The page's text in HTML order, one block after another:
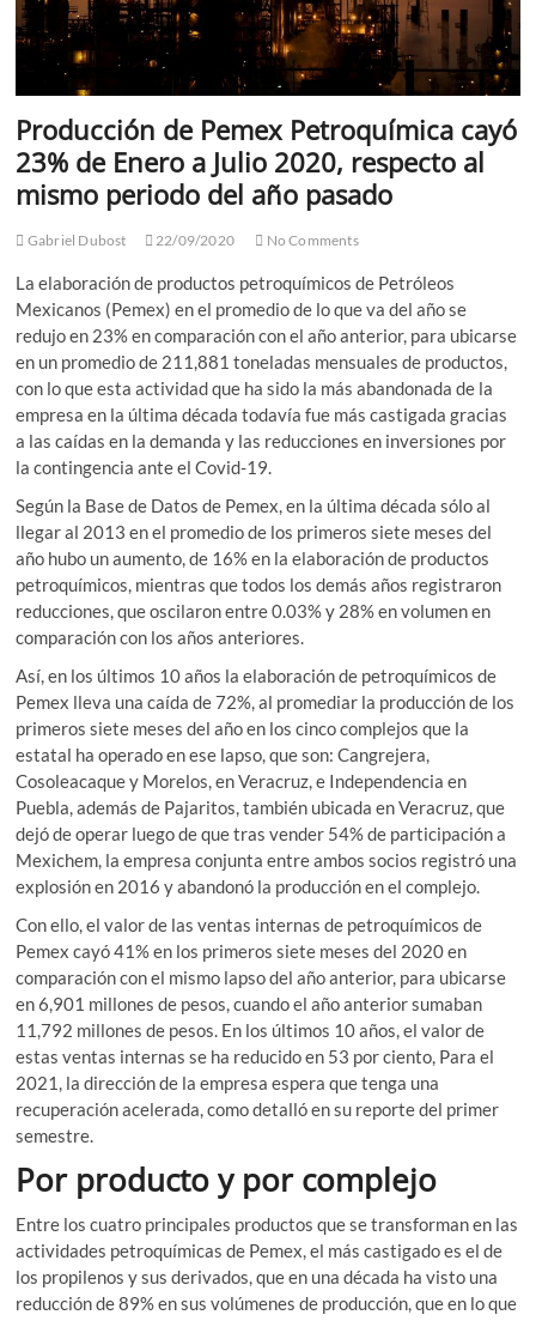
Producción de Pemex Petroquímica cayó
23% de Enero a Julio 2020, respecto al
mismo periodo del año pasado
Gabriel Dubost 22/09/2020 No Comments
La elaboración de productos petroquímicos de Petróleos
Mexicanos (Pemex) en el promedio de lo que va del año se
redujo en 23% en comparación con el año anterior, para ubicarse
en un promedio de 211,881 toneladas mensuales de productos,
con lo que esta actividad que ha sido la más abandonada de la
empresa en la última década todavía fue más castigada gracias
a las caídas en la demanda y las reducciones en inversiones por
la contingencia ante el Covid-19.
Según la Base de Datos de Pemex, en la última década sólo al
llegar al 2013 en el promedio de los primeros siete meses del
año hubo un aumento, de 16% en la elaboración de productos
petroquímicos, mientras que todos los demás años registraron
reducciones, que oscilaron entre 0.03% y 28% en volumen en
comparación con los años anteriores.
Así, en los últimos 10 años la elaboración de petroquímicos de
Pemex lleva una caída de 72%, al promediar la producción de los
primeros siete meses del año en los cinco complejos que la
estatal ha operado en ese lapso, que son: Cangrejera,
Cosoleacaque y Morelos, en Veracruz, e Independencia en
Puebla, además de Pajaritos, también ubicada en Veracruz, que
dejó de operar luego de que tras vender 54% de participación a
Mexichem, la empresa conjunta entre ambos socios registró una
explosión en 2016 y abandonó la producción en el complejo.
Con ello, el valor de las ventas internas de petroquímicos de
Pemex cayó 41% en los primeros siete meses del 2020 en
comparación con el mismo lapso del año anterior, para ubicarse
en 6,901 millones de pesos, cuando el año anterior sumaban
11,792 millones de pesos. En los últimos 10 años, el valor de
estas ventas internas se ha reducido en 53 por ciento, Para el
2021, la dirección de la empresa espera que tenga una
recuperación acelerada, como detalló en su reporte del primer
semestre.
Por producto y por complejo
Entre los cuatro principales productos que se transforman en las
actividades petroquímicas de Pemex, el más castigado es el de
los propilenos y sus derivados, que en una década ha visto una
reducción de 89% en sus volúmenes de producción, que en lo que